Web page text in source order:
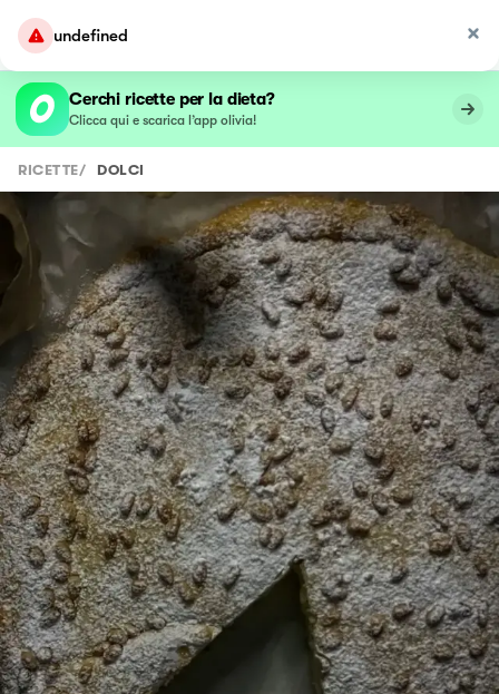
undefined
Cerchi ricette per la dieta?
Clicca qui e scarica l’app olivia!
RICETTE/ DOLCI